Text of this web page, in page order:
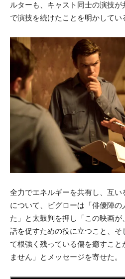
ルターも、キャスト同士の演技
で演技を続けたことを明かしてい
全力でエネルギーを共有し、互い
について、ビグローは「俳優陣の
た」と太鼓判を押し
「この映画
話を促すための役に立つこと、そ
て根強く残っている傷を癒すこ
ません」とメッセージを寄せた。